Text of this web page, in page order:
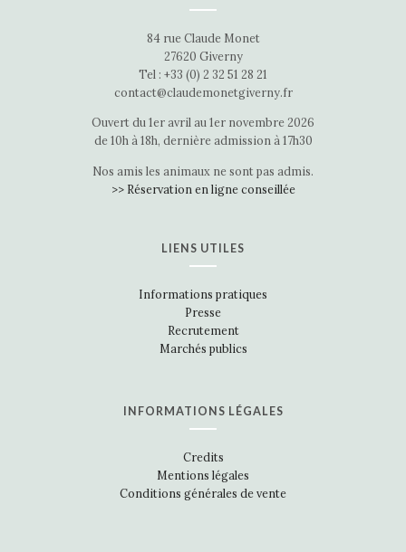
84 rue Claude Monet
27620 Giverny
Tel : +33 (0) 2 32 51 28 21
contact@claudemonetgiverny.fr
Ouvert du 1er avril au 1er novembre 2026
de 10h à 18h, dernière admission à 17h30
Nos amis les animaux ne sont pas admis.
>> Réservation en ligne conseillée
LIENS UTILES
Informations pratiques
Presse
Recrutement
Marchés publics
INFORMATIONS LÉGALES
Credits
Mentions légales
Conditions générales de vente